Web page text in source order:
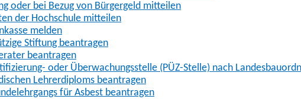
oder bei Bezug von Bürgergeld mitteilen
der Hochschule mitteilen
melden
Stiftung beantragen
beantragen
oder Überwachungsstelle (PÜZ-Stelle) nach
Lehrerdiploms beantragen
für Asbest beantragen